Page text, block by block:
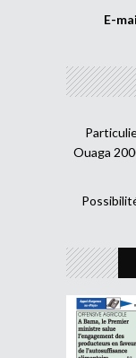
E-
Ouaga